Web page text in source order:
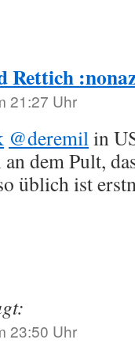
Rettich
21:27 Uhr
@deremilin
dem Pult,
üblich ist
23:50 Uhr